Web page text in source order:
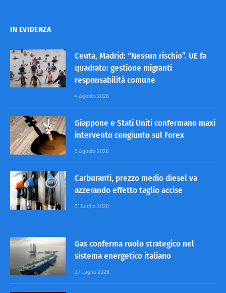
IN EVIDENZA
Ceuta, Madrid: “Nessun rischio”. UE fa
quadrato: gestione migranti
responsabilità comune
4 Agosto 2026
Giappone e Stati Uniti confermano maxi
intervento congiunto sul Forex
3 Agosto 2026
Carburanti, prezzo medio diesel va
azzerando effetto taglio accise
31 Luglio 2026
Gas conferma ruolo strategico nel
sistema energetico italiano
27 Luglio 2026